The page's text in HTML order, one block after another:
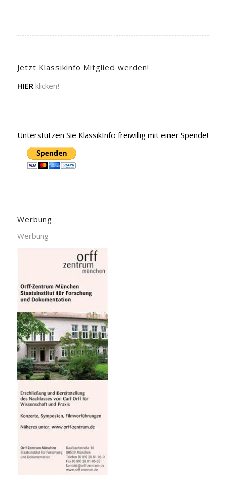
Jetzt Klassikinfo Mitglied werden!
HIER klicken!
Unterstützen Sie KlassikInfo freiwillig mit einer Spende!
Werbung
Werbung